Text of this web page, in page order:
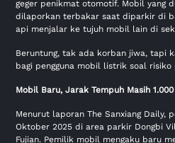
geger penikmat otomotif. Mobil yang
dilaporkan terbakar saat diparkir di
api menjalar ke tujuh mobil lain di
Beruntung, tak ada korban jiwa, tapi
bagi pengguna mobil listrik soal
Mobil Baru, Jarak Tempuh Masih
Menurut laporan The Sanxiang Daily,
Oktober 2025 di area parkir Dongbi
Fujian. Pemilik mobil mengaku baru